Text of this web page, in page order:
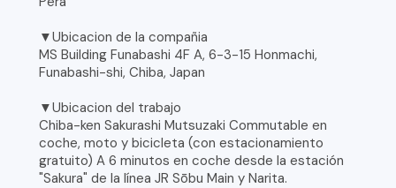
▼Ubicacion de la compañia
MS Building Funabashi 4F A, 6-3-15 Honmachi,
Funabashi-shi, Chiba, Japan
▼Ubicacion del trabajo
Chiba-ken Sakurashi Mutsuzaki Commutable en
coche, moto y bicicleta (con estacionamiento
gratuito) A 6 minutos en coche desde la estación
"Sakura" de la línea JR Sōbu Main y Narita.